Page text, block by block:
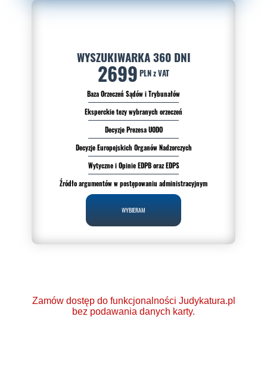
WYSZUKIWARKA 360 DNI
2699 PLN z VAT
Baza Orzeczeń Sądów i Trybunałów
Eksperckie tezy wybranych orzeczeń
Decyzje Prezesa UODO
Decyzje Europejskich Organów Nadzorczych
Wytyczne i Opinie EDPB oraz EDPS
Źródło argumentów w postępowaniu administracyjnym
WYBIERAM
Zamów dostęp do funkcjonalności Judykatura.pl
bez podawania danych karty.